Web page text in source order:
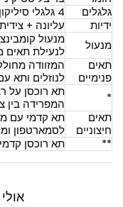
גלגלים
4 גלגלי סיליקון רב כיווניים (ספינר-360 מעלות)
ידיות
עליונה +
מנעול
לנעילת תאים
תאים
פנימיים
לנוזלים ותא
*
תא רוכסן על
המפרידה בין
תאים
חיצוניים
לסמארטפון
**
תא רוכסן